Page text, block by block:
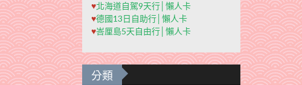
♥北海道自駕9天行│懶人卡
♥德國13日自助行│懶人卡
♥峇厘島5天自由行│懶人卡
分類